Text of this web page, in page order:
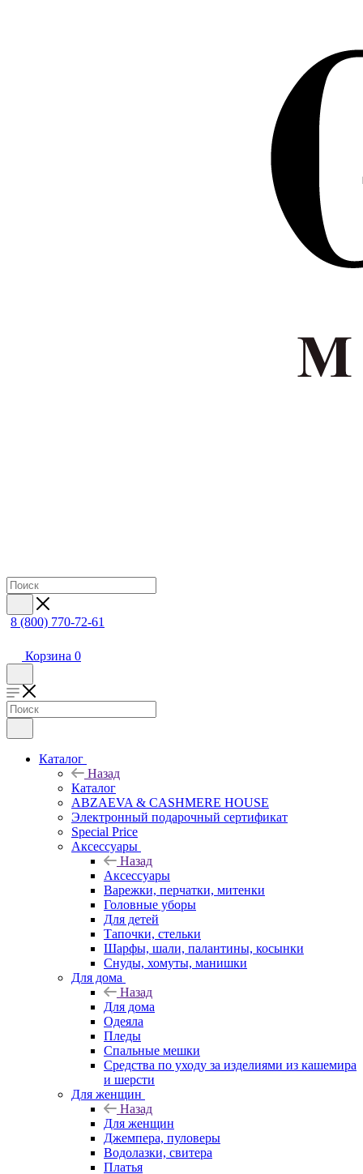
8 (800) 770-72-61
Корзина 0
Каталог
Назад
Каталог
ABZAEVA & CASHMERE HOUSE
Электронный подарочный сертификат
Special Price
Аксессуары
Назад
Аксессуары
Варежки, перчатки, митенки
Головные уборы
Для детей
Тапочки, стельки
Шарфы, шали, палантины, косынки
Снуды, хомуты, манишки
Для дома
Назад
Для дома
Одеяла
Пледы
Спальные мешки
Средства по уходу за изделиями из кашемира
и шерсти
Для женщин
Назад
Для женщин
Джемпера, пуловеры
Водолазки, свитера
Платья